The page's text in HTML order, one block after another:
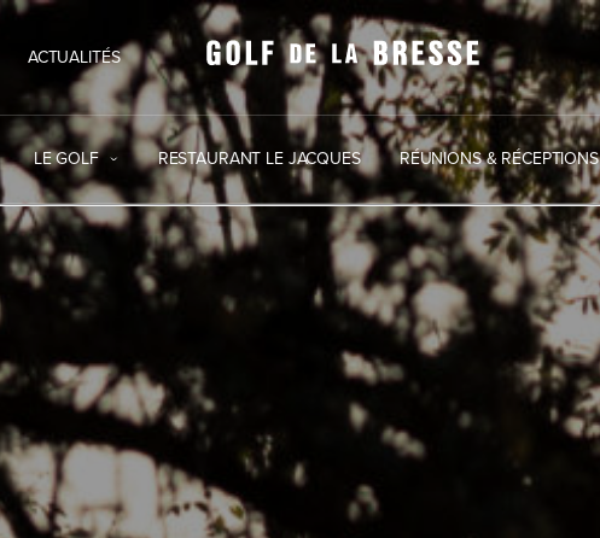
ACTUALITÉS
LE GOLF RESTAURANT LE JACQUES RÉUNIONS & RÉCEPTIONS